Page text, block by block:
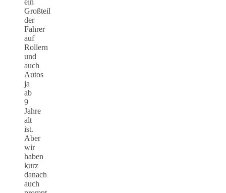
ein
Großteil
der
Fahrer
auf
Rollern
und
auch
Autos
ja
ab
9
Jahre
alt
ist.
Aber
wir
haben
kurz
danach
auch